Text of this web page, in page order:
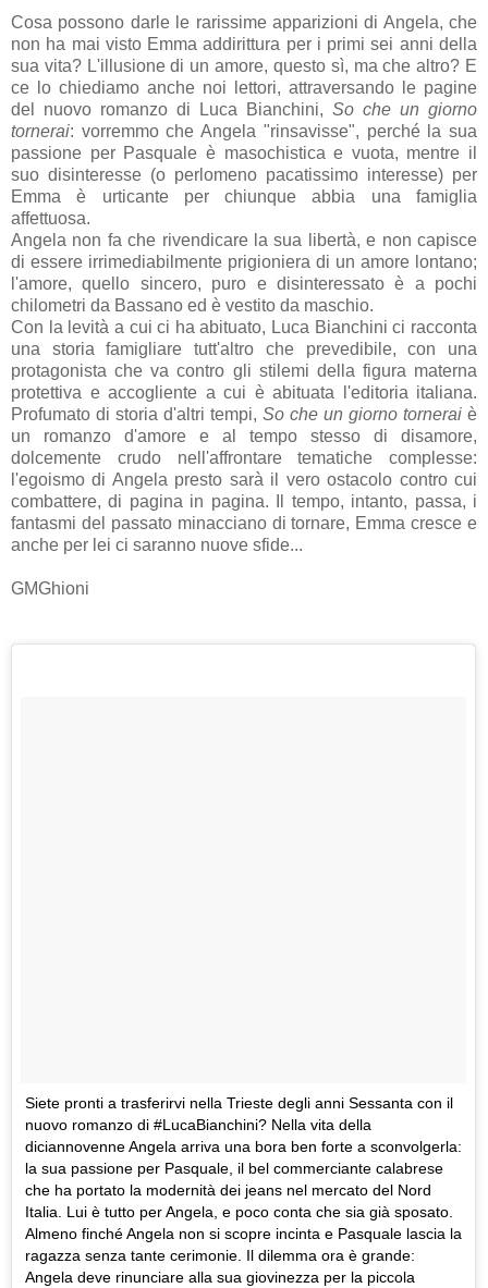
Cosa possono darle le rarissime apparizioni di Angela, che
non ha mai visto Emma addirittura per i primi sei anni della
sua vita? L'illusione di un amore, questo sì, ma che altro? E
ce lo chiediamo anche noi lettori, attraversando le pagine
del nuovo romanzo di Luca Bianchini, So che un giorno
tornerai: vorremmo che Angela "rinsavisse", perché la sua
passione per Pasquale è masochistica e vuota, mentre il
suo disinteresse (o perlomeno pacatissimo interesse) per
Emma è urticante per chiunque abbia una famiglia
affettuosa.
Angela non fa che rivendicare la sua libertà, e non capisce
di essere irrimediabilmente prigioniera di un amore lontano;
l'amore, quello sincero, puro e disinteressato è a pochi
chilometri da Bassano ed è vestito da maschio.
Con la levità a cui ci ha abituato, Luca Bianchini ci racconta
una storia famigliare tutt'altro che prevedibile, con una
protagonista che va contro gli stilemi della figura materna
protettiva e accogliente a cui è abituata l'editoria italiana.
Profumato di storia d'altri tempi, So che un giorno tornerai è
un romanzo d'amore e al tempo stesso di disamore,
dolcemente crudo nell'affrontare tematiche complesse:
l'egoismo di Angela presto sarà il vero ostacolo contro cui
combattere, di pagina in pagina. Il tempo, intanto, passa, i
fantasmi del passato minacciano di tornare, Emma cresce e
anche per lei ci saranno nuove sfide...
GMGhioni
Siete pronti a trasferirvi nella Trieste degli anni Sessanta con il
nuovo romanzo di #LucaBianchini? Nella vita della
diciannovenne Angela arriva una bora ben forte a sconvolgerla:
la sua passione per Pasquale, il bel commerciante calabrese
che ha portato la modernità dei jeans nel mercato del Nord
Italia. Lui è tutto per Angela, e poco conta che sia già sposato.
Almeno finché Angela non si scopre incinta e Pasquale lascia la
ragazza senza tante cerimonie. Il dilemma ora è grande:
Angela deve rinunciare alla sua giovinezza per la piccola